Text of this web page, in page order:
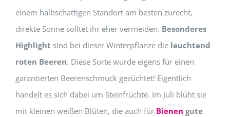
einem halbschattigen Standort am besten zurecht,
direkte Sonne solltet ihr eher vermeiden. Besonderes
Highlight sind bei dieser Winterpflanze die leuchtend
roten Beeren. Diese Sorte wurde eigens für einen
garantierten Beerenschmuck gezüchtet! Eigentlich
handelt es sich dabei um Steinfrüchte. Im Juli blüht sie
mit kleinen weißen Blüten, die auch für Bienen gute